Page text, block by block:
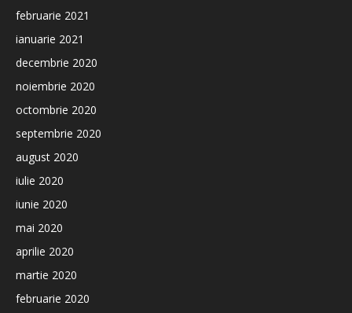
februarie 2021
ianuarie 2021
decembrie 2020
noiembrie 2020
octombrie 2020
septembrie 2020
august 2020
iulie 2020
iunie 2020
mai 2020
aprilie 2020
martie 2020
februarie 2020